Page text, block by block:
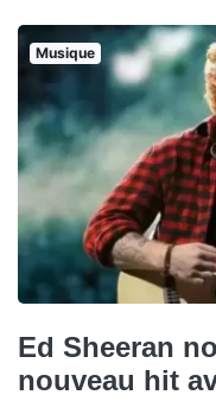
Musique
Ed Sheeran
nouveau hit